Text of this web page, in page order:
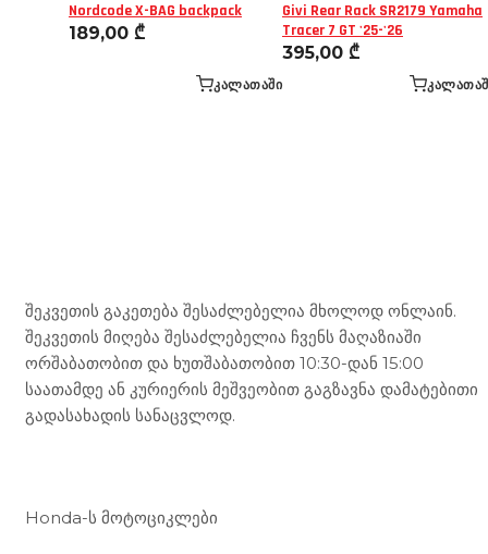
Nordcode X-BAG backpack
189,00 ₾
ᲙᲐᲚᲐᲗᲐᲨᲘ
Givi Rear Rack SR2179 Yamaha
Tracer 7 GT '25-'26
395,00 ₾
შეკვეთის გაკეთება შესაძლებელია მხოლოდ ონლაინ.
შეკვეთის მიღება შესაძლებელია ჩვენს მაღაზიაში
ორშაბათობით და ხუთშაბათობით 10:30-დან 15:00
საათამდე ან კურიერის მეშვეობით გაგზავნა დამატებითი
გადასახადის სანაცვლოდ.
Honda-ს მოტოციკლები